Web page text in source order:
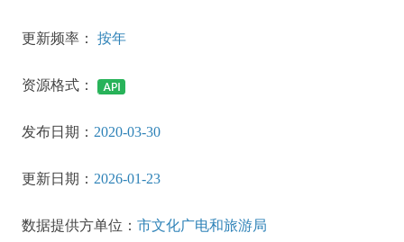
更新频率： 按年
资源格式：
发布日期： 2020-03-30
更新日期： 2026-01-23
数据提供方单位： 市文化广电和旅游局